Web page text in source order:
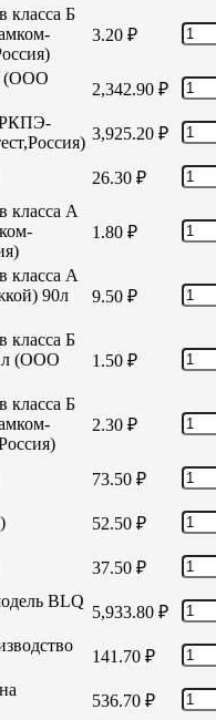
класса Б
3.20 ₽
(ООО
2,342.90 ₽
РКПЭ-
3,925.20 ₽
26.30 ₽
класса А
1.80 ₽
класса А
90л
9.50 ₽
класса Б
л (ООО
1.50 ₽
класса Б
2.30 ₽
73.50 ₽
52.50 ₽
37.50 ₽
BLQ
5,933.80 ₽
141.70 ₽
536.70 ₽